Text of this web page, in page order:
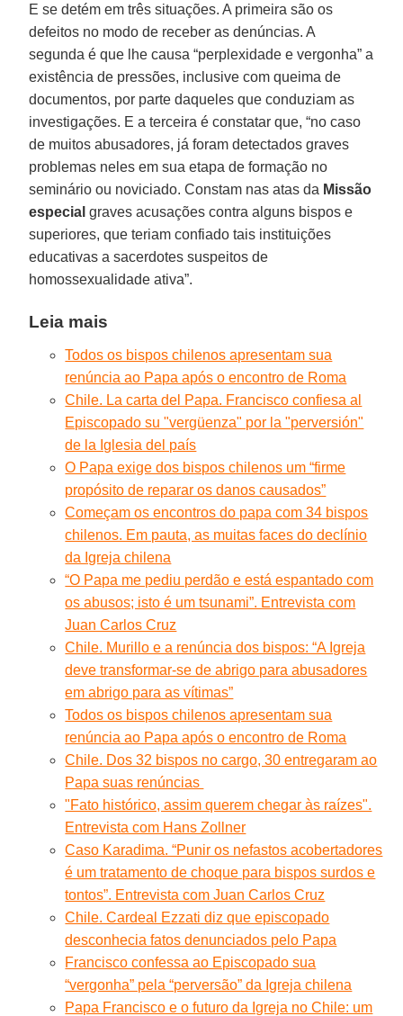
E se detém em três situações. A primeira são os
defeitos no modo de receber as denúncias. A
segunda é que lhe causa “perplexidade e vergonha” a
existência de pressões, inclusive com queima de
documentos, por parte daqueles que conduziam as
investigações. E a terceira é constatar que, “no caso
de muitos abusadores, já foram detectados graves
problemas neles em sua etapa de formação no
seminário ou noviciado. Constam nas atas da Missão
especial graves acusações contra alguns bispos e
superiores, que teriam confiado tais instituições
educativas a sacerdotes suspeitos de
homossexualidade ativa”.
Leia mais
Todos os bispos chilenos apresentam sua
renúncia ao Papa após o encontro de Roma
Chile. La carta del Papa. Francisco confiesa al
Episcopado su "vergüenza" por la "perversión"
de la Iglesia del país
O Papa exige dos bispos chilenos um “firme
propósito de reparar os danos causados”
Começam os encontros do papa com 34 bispos
chilenos. Em pauta, as muitas faces do declínio
da Igreja chilena
“O Papa me pediu perdão e está espantado com
os abusos; isto é um tsunami”. Entrevista com
Juan Carlos Cruz
Chile. Murillo e a renúncia dos bispos: “A Igreja
deve transformar-se de abrigo para abusadores
em abrigo para as vítimas”
Todos os bispos chilenos apresentam sua
renúncia ao Papa após o encontro de Roma
Chile. Dos 32 bispos no cargo, 30 entregaram ao
Papa suas renúncias
"Fato histórico, assim querem chegar às raízes".
Entrevista com Hans Zollner
Caso Karadima. “Punir os nefastos acobertadores
é um tratamento de choque para bispos surdos e
tontos”. Entrevista com Juan Carlos Cruz
Chile. Cardeal Ezzati diz que episcopado
desconhecia fatos denunciados pelo Papa
Francisco confessa ao Episcopado sua
“vergonha” pela “perversão” da Igreja chilena
Papa Francisco e o futuro da Igreja no Chile: um